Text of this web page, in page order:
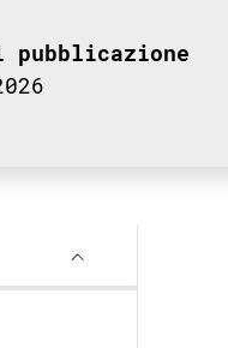
pubblicazione